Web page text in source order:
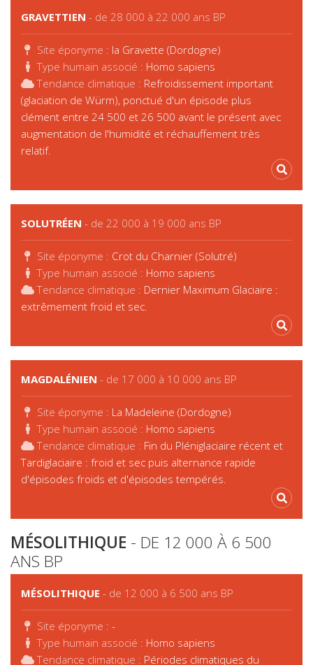
GRAVETTIEN - de 28 000 à 22 000 ans BP
Site éponyme : la Gravette (Dordogne)
Type humain associé : Homo sapiens
Tendance climatique : Refroidissement important
(glaciation de Würm), ponctué d'un épisode plus
clément entre 24 500 et 26 500 avant le présent avec
augmentation de l'humidité et réchauffement très
relatif.
SOLUTRÉEN - de 22 000 à 19 000 ans BP
Site éponyme : Crot du Charnier (Solutré)
Type humain associé : Homo sapiens
Tendance climatique : Dernier Maximum Glaciaire :
extrêmement froid et sec.
MAGDALÉNIEN - de 17 000 à 10 000 ans BP
Site éponyme : La Madeleine (Dordogne)
Type humain associé : Homo sapiens
Tendance climatique : Fin du Pléniglaciaire récent et
Tardiglaciaire : froid et sec puis alternance rapide
d'épisodes froids et d'épisodes tempérés.
MÉSOLITHIQUE - DE 12 000 À 6 500
ANS BP
MÉSOLITHIQUE - de 12 000 à 6 500 ans BP
Site éponyme : -
Type humain associé : Homo sapiens
Tendance climatique : Périodes climatiques du